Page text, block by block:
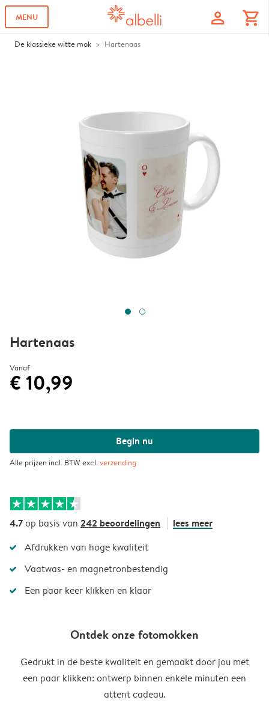
MENU profile shopping_cart
De klassieke witte mok Hartenaas
Hartenaas
Vanaf
€ 10,99
Begin nu
Alle prijzen incl. BTW excl.verzending
4.7op basis van 242 beoordelingen lees meer
Afdrukken van hoge kwaliteit
Vaatwas- en magnetronbestendig
Een paar keer klikken en klaar
Ontdek onze fotomokken
Gedrukt in de beste kwaliteit en gemaakt door jou met
een paar klikken: ontwerp binnen enkele minuten een
attent cadeau.